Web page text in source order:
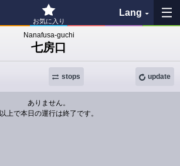
お気に入り
Lang
My Favorites
History
See the map
Nanafusa-guchi
七房口
update
stops
ありません。
以上で本日の運行は終了です。